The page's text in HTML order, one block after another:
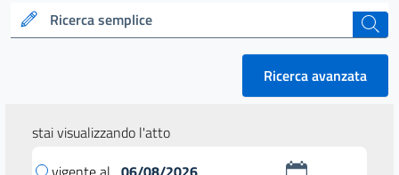
Ricerca semplice cerca
Ricerca avanzata
stai visualizzando l'atto